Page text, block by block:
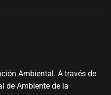
Ambiental. A través de
de Ambiente de la